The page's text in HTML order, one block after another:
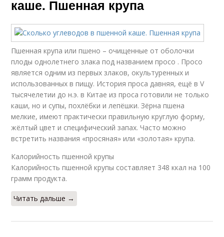
каше. Пшенная крупа
Пшенная крупа или пшено – очищенные от оболочки
плоды однолетнего злака под названием просо . Просо
является одним из первых злаков, окультуренных и
использованных в пищу. История проса давняя, ещё в V
тысячелетии до н.э. в Китае из проса готовили не только
каши, но и супы, похлёбки и лепёшки. Зёрна пшена
мелкие, имеют практически правильную круглую форму,
жёлтый цвет и специфический запах. Часто можно
встретить названия «просяная» или «золотая» крупа.
Калорийность пшенной крупы
Калорийность пшенной крупы составляет 348 ккал на 100
грамм продукта.
Читать дальше →